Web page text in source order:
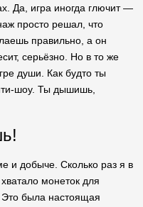
Да, игра иногда глючит —
просто решал, что
правильно, а он
серьёзно. Но в то же
души. Как будто ты
шоу. Ты дышишь,
и добыче. Сколько раз я в
монеток для
была настоящая